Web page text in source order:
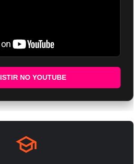
NO YOUTUBE